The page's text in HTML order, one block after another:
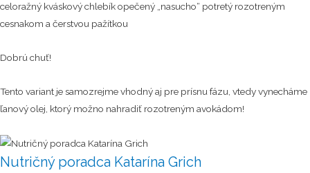
celoražný kváskový chlebík opečený „nasucho“ potretý rozotreným
cesnakom a čerstvou pažítkou
Dobrú chuť!
Tento variant je samozrejme vhodný aj pre prísnu fázu, vtedy vynecháme
ľanový olej, ktorý možno nahradiť rozotreným avokádom!
Nutričný poradca Katarína Grich